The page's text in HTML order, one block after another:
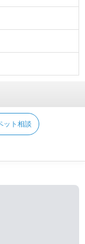
ット相談